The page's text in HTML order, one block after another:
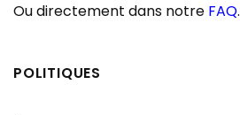
Ou directement dans notre FAQ.
POLITIQUES